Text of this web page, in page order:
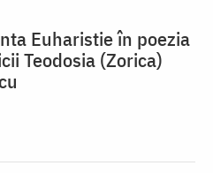
Euharistie în poezia
Teodosia (Zorica)